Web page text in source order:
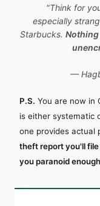
"Think for
especially
Starbucks.
—
P.S. You are now in
is either systematic
one provides actual
theft report you'll
you paranoid